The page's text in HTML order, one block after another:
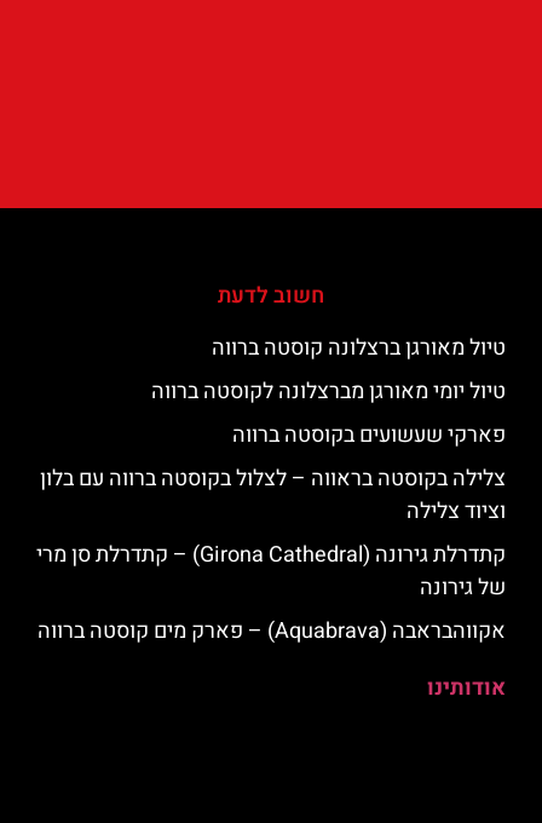
חשוב לדעת
טיול מאורגן ברצלונה קוסטה ברווה
טיול יומי מאורגן מברצלונה לקוסטה ברווה
פארקי שעשועים בקוסטה ברווה
צלילה בקוסטה בראווה – לצלול בקוסטה ברווה עם בלון
וציוד צלילה
קתדרלת גירונה (Girona Cathedral) – קתדרלת סן מרי
של גירונה
אקווהבראבה (Aquabrava) – פארק מים קוסטה ברווה
אודותינו